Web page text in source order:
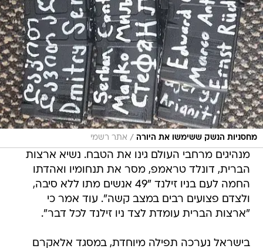
מחסניות הנשק ששימשו את היורה / אתר רשמי
מנהיגים מרחבי העולם גינו את הטבח. נשיא ארצות
הברית, דונלד טראמפ, מסר את תנחומיו ואהדתו
החמה לעם בניו זילנד "49 אנשים מתו ללא סיבה,
ולצדם פצועים רבים במצב קשה". עוד אמר כי
"ארצות הברית עומדת לצד ניו זילנד לכל דבר".
בישראל נערכה תפילה מיוחדת, במסגד אלאקרם